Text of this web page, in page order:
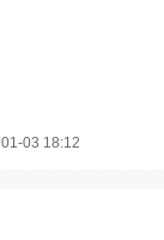
01-03 18:12